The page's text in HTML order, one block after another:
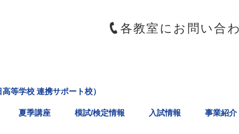
各教室にお問い合
等学校 連携サポート校）
夏季講座 模試/検定情報 入試情報 事業紹介